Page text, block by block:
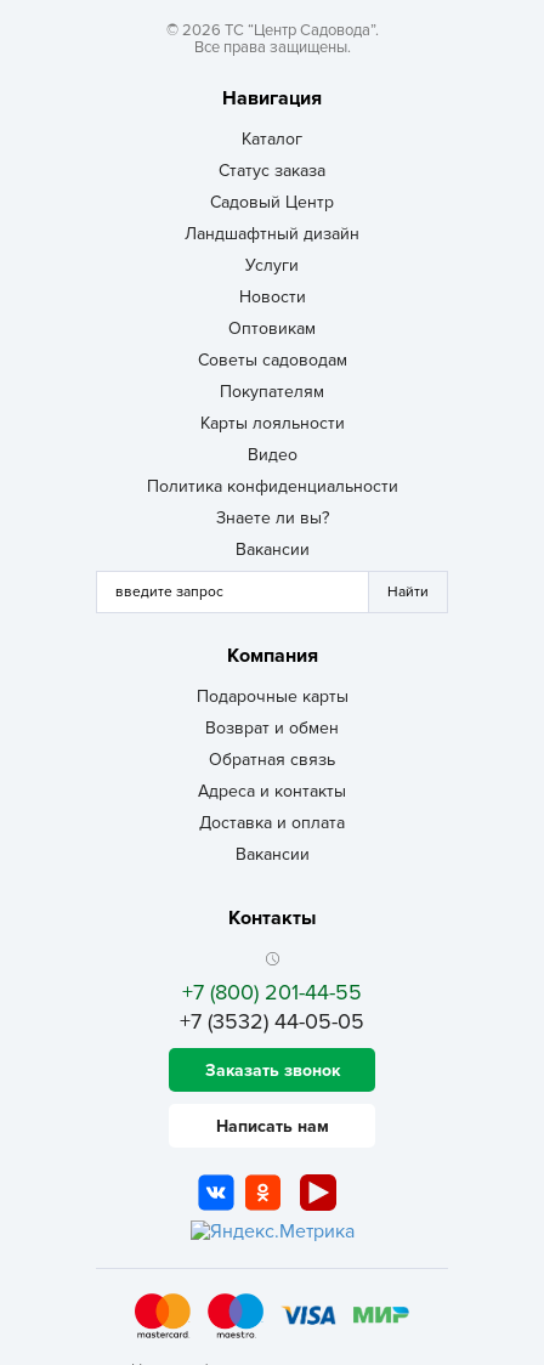
© 2026 ТС “Центр Садовода”.
Все права защищены.
Навигация
Каталог
Статус заказа
Садовый Центр
Ландшафтный дизайн
Услуги
Новости
Оптовикам
Советы садоводам
Покупателям
Карты лояльности
Видео
Политика конфиденциальности
Знаете ли вы?
Вакансии
Компания
Подарочные карты
Возврат и обмен
Обратная связь
Адреса и контакты
Доставка и оплата
Вакансии
Контакты
+7 (800) 201-44-55
+7 (3532) 44-05-05
Заказать звонок
Написать нам